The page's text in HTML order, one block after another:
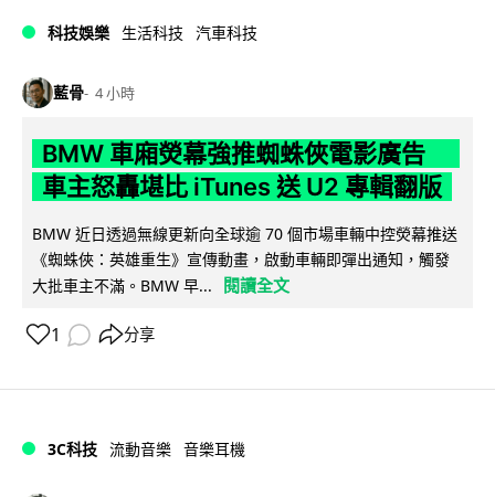
科技娛樂 生活科技 汽車科技
藍骨 4 小時
BMW 車廂熒幕強推蜘蛛俠電影廣告
車主怒轟堪比 iTunes 送 U2 專輯翻版
BMW 近日透過無線更新向全球逾 70 個市場車輛中控熒幕推送
《蜘蛛俠：英雄重生》宣傳動畫，啟動車輛即彈出通知，觸發
大批車主不滿。BMW 早...
閱讀全文
1 分享
3C科技 流動音樂 音樂耳機